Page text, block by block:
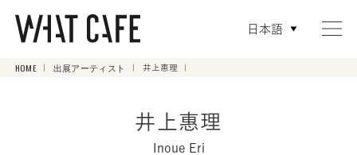
日本語
HOME 出展アーティスト 井上惠理
井上惠理
Inoue Eri